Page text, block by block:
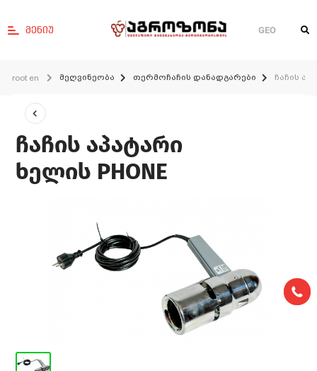
მენიუ GEO
root en მეღვინეობა თერმოჩაჩის დანადგარები ჩაჩის
ჩაჩის აპატარი
ხელის PHONE